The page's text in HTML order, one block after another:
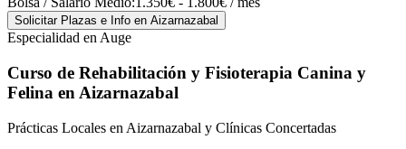
Solicitar Plazas e Info en Aizarnazabal
Especialidad en Auge
Curso de Rehabilitación y Fisioterapia Canina y
Felina en Aizarnazabal
Prácticas Locales en Aizarnazabal y Clínicas Concertadas